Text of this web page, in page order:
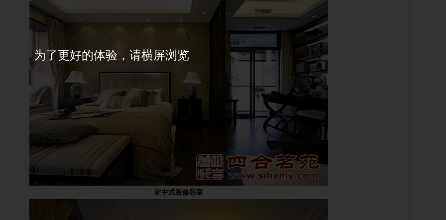
新中式装修卧室
为了更好的体验，请横屏浏览